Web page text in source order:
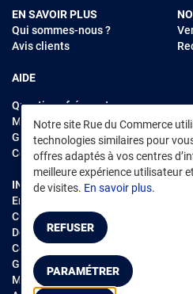
EN SAVOIR PLUS
Qui sommes-nous ?
Avis clients
AIDE
Questions fréquentes
Modes de règlements
Garantie et retours
Contacter Rue du Commerce
INFORMATIONS LÉGALES
Environnement
CGV /CGU Marketplace
Données personnelles
Cookies
Gérer mes cookies
Mentions légales
Notre site Rue du Commerce
technologies similaires pour
offres adaptés à vos centres
meilleure expérience utilisateur
de visites. En savoir plus.
REFUSER
PARAMÉTRER